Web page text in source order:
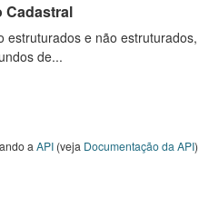
Cadastral
e não
de...
a API(veja Documentação da API).